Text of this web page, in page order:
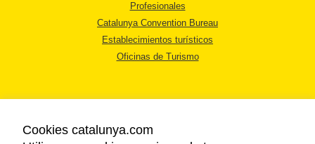
Profesionales
Catalunya Convention Bureau
Establecimientos turísticos
Oficinas de Turismo
Cookies catalunya.com